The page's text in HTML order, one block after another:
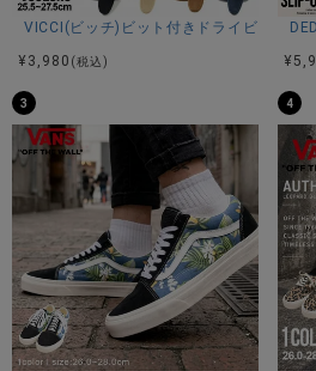
長11)
※平置き計測。
素材
アッパー：合成皮革
ソール：合成底
カラー展開
ホワイト/ブラック/ブラック×ホワ
VICCI(ビッチ)ビット付きドライビングシ
¥ 3,980 (税込)
¥
3 4